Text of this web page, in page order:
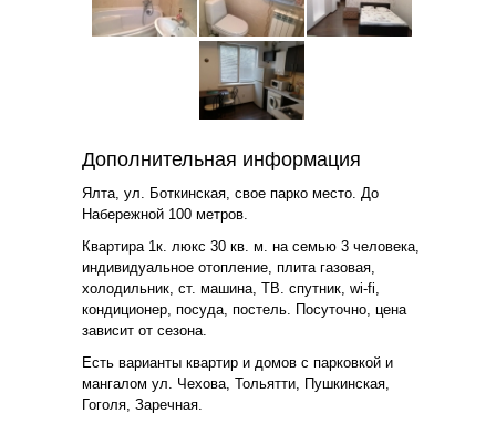
Дополнительная информация
Ялта, ул. Боткинская, свое парко место. До
Набережной 100 метров.
Квартира 1к. люкс 30 кв. м. на семью 3 человека,
индивидуальное отопление, плита газовая,
холодильник, ст. машина, ТВ. спутник, wi-fi,
кондиционер, посуда, постель. Посуточно, цена
зависит от сезона.
Есть варианты квартир и домов с парковкой и
мангалом ул. Чехова, Тольятти, Пушкинская,
Гоголя, Заречная.